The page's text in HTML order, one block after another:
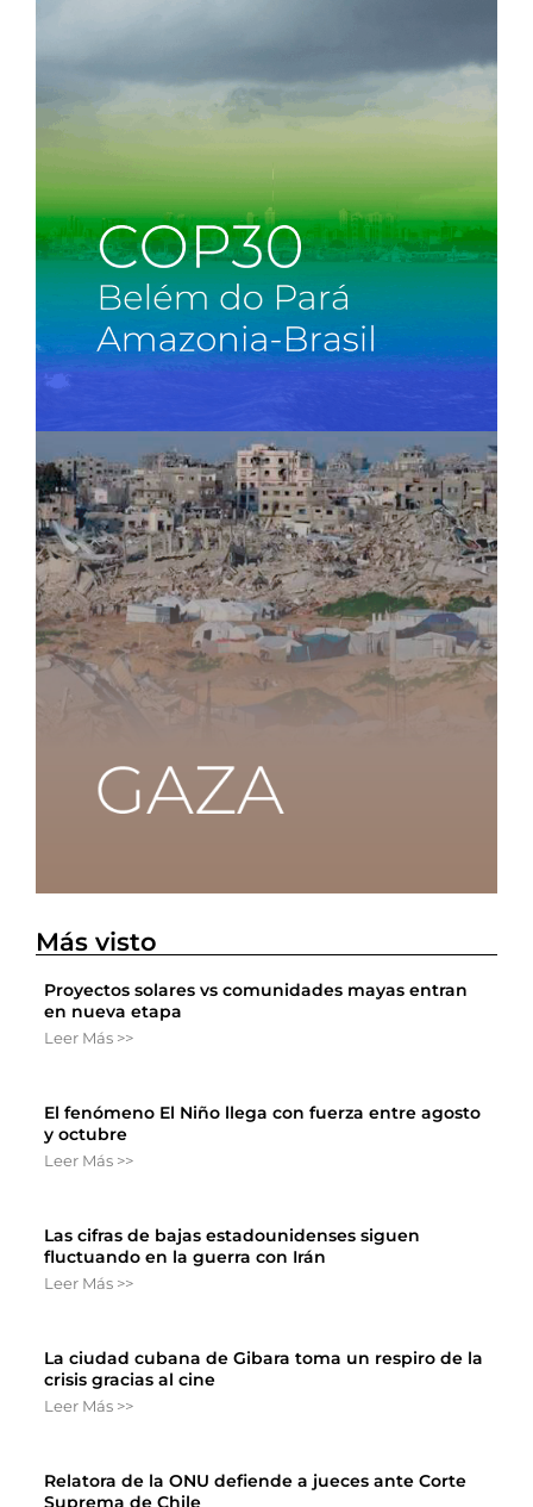
Más visto
Proyectos solares vs comunidades mayas entran
en nueva etapa
Leer Más >>
El fenómeno El Niño llega con fuerza entre agosto
y octubre
Leer Más >>
Las cifras de bajas estadounidenses siguen
fluctuando en la guerra con Irán
Leer Más >>
La ciudad cubana de Gibara toma un respiro de la
crisis gracias al cine
Leer Más >>
Relatora de la ONU defiende a jueces ante Corte
Suprema de Chile